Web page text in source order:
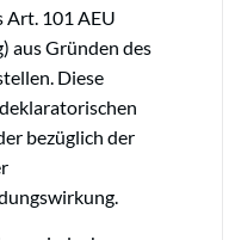
Art. 101 AEU
aus Gründen des
Diese
bezüglich der